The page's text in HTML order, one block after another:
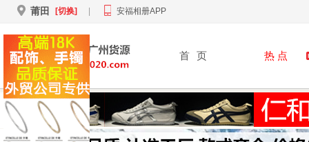
莆田 [切换] 安福相册APP
首 页 热 点